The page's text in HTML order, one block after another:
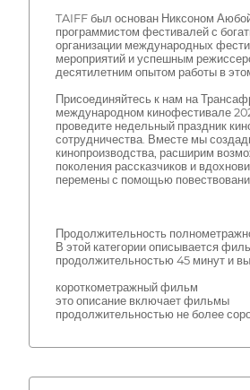
TAIFF был основан Никсоном
программистом фестивалей с
организации международных
мероприятий и успешным
десятилетним опытом работы в
Присоединяйтесь к нам на
международном кинофестивале
проведите недельный праздник
сотрудничества. Вместе мы
кинопроизводства, расширим
поколения рассказчиков и
перемены с помощью
Продолжительность
В этой категории описывается
продолжительностью 45 минут и
короткометражный фильм
это описание включает фильмы
продолжительностью не более